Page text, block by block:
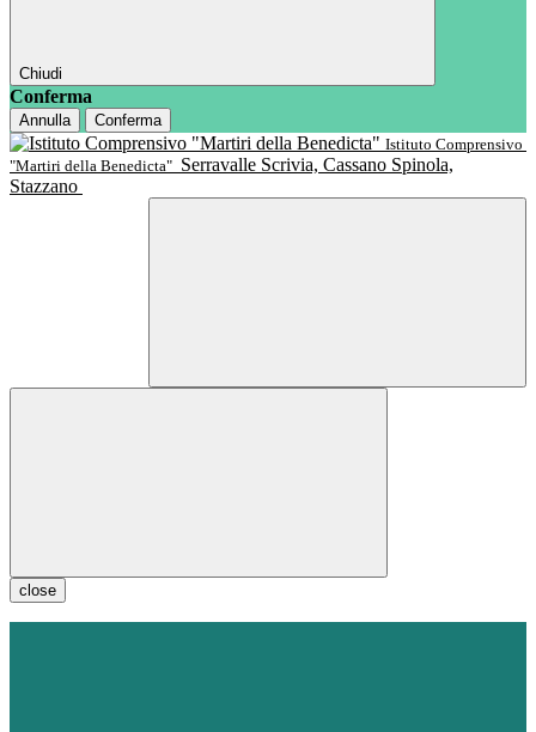
Chiudi
Conferma
Annulla
Conferma
Istituto Comprensivo
"Martiri della Benedicta" Serravalle Scrivia, Cassano Spinola,
Stazzano
close